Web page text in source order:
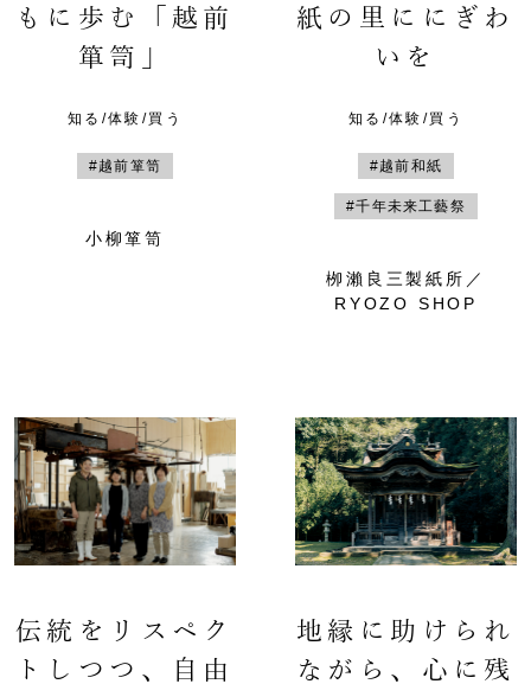
もに歩む「越前
箪笥」
知る/体験/買う
#越前箪笥
小柳箪笥
紙の里ににぎわ
いを
知る/体験/買う
#越前和紙
#千年未来工藝祭
栁瀨良三製紙所／
RYOZO SHOP
伝統をリスペク
トしつつ、自由
地縁に助けられ
ながら、心に残